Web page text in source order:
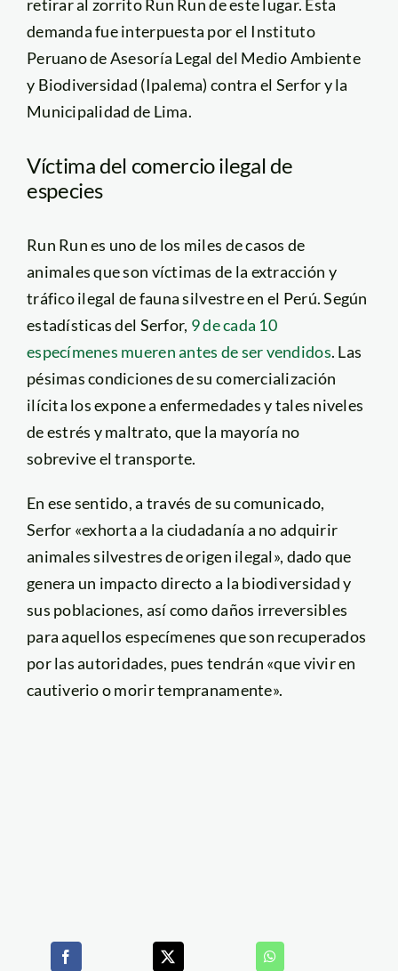
retirar al zorrito Run Run de este lugar. Esta
demanda fue interpuesta por el Instituto
Peruano de Asesoría Legal del Medio Ambiente
y Biodiversidad (Ipalema) contra el Serfor y la
Municipalidad de Lima.
Víctima del comercio ilegal de
especies
Run Run es uno de los miles de casos de
animales que son víctimas de la extracción y
tráfico ilegal de fauna silvestre en el Perú. Según
estadísticas del Serfor, 9 de cada 10
especímenes mueren antes de ser vendidos. Las
pésimas condiciones de su comercialización
ilícita los expone a enfermedades y tales niveles
de estrés y maltrato, que la mayoría no
sobrevive el transporte.
En ese sentido, a través de su comunicado,
Serfor «exhorta a la ciudadanía a no adquirir
animales silvestres de origen ilegal», dado que
genera un impacto directo a la biodiversidad y
sus poblaciones, así como daños irreversibles
para aquellos especímenes que son recuperados
por las autoridades, pues tendrán «que vivir en
cautiverio o morir tempranamente».